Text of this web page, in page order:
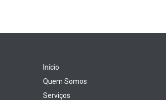
Início
Quem Somos
Serviços